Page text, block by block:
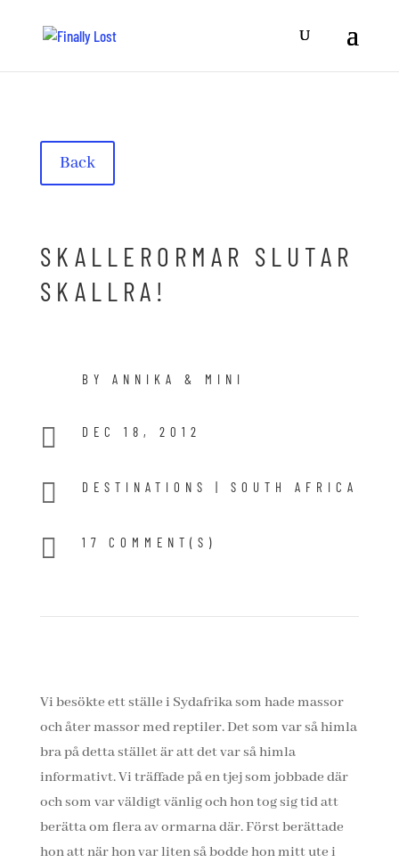
Back
SKALLERORMAR SLUTAR
SKALLRA!
BY ANNIKA & MINI
 DEC 18, 2012
 DESTINATIONS | SOUTH AFRICA
 17 COMMENT(S)
Vi besökte ett ställe i Sydafrika som hade massor
och åter massor med reptiler. Det som var så himla
bra på detta stället är att det var så himla
informativt. Vi träffade på en tjej som jobbade där
och som var väldigt vänlig och hon tog sig tid att
berätta om flera av ormarna där. Först berättade
hon att när hon var liten så bodde hon mitt ute i